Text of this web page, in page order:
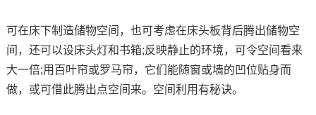
可在床下制造储物空间，也可考虑在床头板背后腾出储物空
间，还可以设床头灯和书箱;反映静止的环境，可令空间看来
大一倍;用百叶帘或罗马帘，它们能随窗或墙的凹位贴身而
做，或可借此腾出点空间来。空间利用有秘诀。